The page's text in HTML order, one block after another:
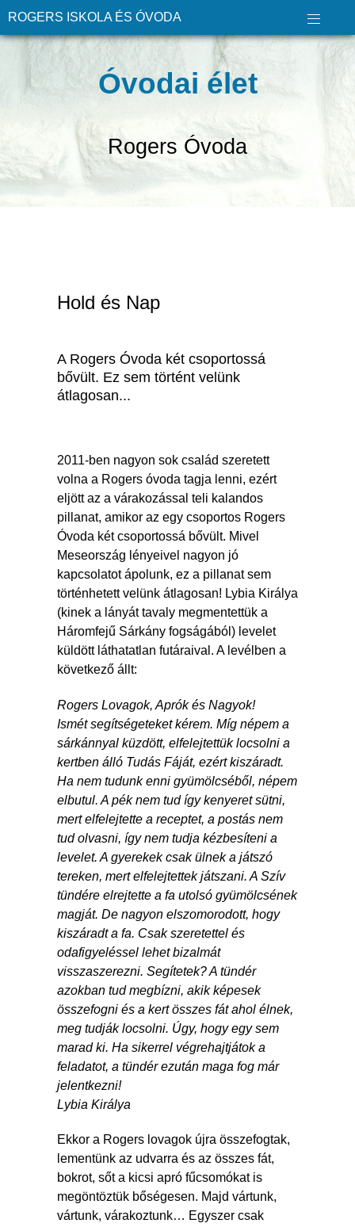
ROGERS ISKOLA ÉS ÓVODA
Óvodai élet
Rogers Óvoda
Hold és Nap
A Rogers Óvoda két csoportossá
bővült. Ez sem történt velünk
átlagosan...
2011-ben nagyon sok család szeretett
volna a Rogers óvoda tagja lenni, ezért
eljött az a várakozással teli kalandos
pillanat, amikor az egy csoportos Rogers
Óvoda két csoportossá bővült. Mivel
Meseország lényeivel nagyon jó
kapcsolatot ápolunk, ez a pillanat sem
történhetett velünk átlagosan! Lybia Királya
(kinek a lányát tavaly megmentettük a
Háromfejű Sárkány fogságából) levelet
küldött láthatatlan futáraival. A levélben a
következő állt:
Rogers Lovagok, Aprók és Nagyok!
Ismét segítségeteket kérem. Míg népem a
sárkánnyal küzdött, elfelejtettük locsolni a
kertben álló Tudás Fáját, ezért kiszáradt.
Ha nem tudunk enni gyümölcséből, népem
elbutul. A pék nem tud így kenyeret sütni,
mert elfelejtette a receptet, a postás nem
tud olvasni, így nem tudja kézbesíteni a
levelet. A gyerekek csak ülnek a játszó
tereken, mert elfelejtettek játszani. A Szív
tündére elrejtette a fa utolsó gyümölcsének
magját. De nagyon elszomorodott, hogy
kiszáradt a fa. Csak szeretettel és
odafigyeléssel lehet bizalmát
visszaszerezni. Segítetek? A tündér
azokban tud megbízni, akik képesek
összefogni és a kert összes fát ahol élnek,
meg tudják locsolni. Úgy, hogy egy sem
marad ki. Ha sikerrel végrehajtjátok a
feladatot, a tündér ezután maga fog már
jelentkezni!
Lybia Királya
Ekkor a Rogers lovagok újra összefogtak,
lementünk az udvarra és az összes fát,
bokrot, sőt a kicsi apró fűcsomókat is
megöntöztük bőségesen. Majd vártunk,
vártunk, várakoztunk… Egyszer csak